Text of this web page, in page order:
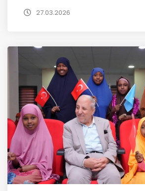
27.03.2026